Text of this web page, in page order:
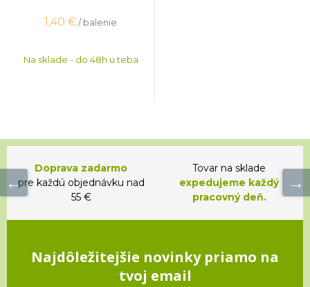
1,40 €/ balenie
Na sklade - do 48h u teba
Doprava zadarmo
pre každú objednávku nad
55 €
Tovar na sklade
expedujeme každý
pracovný deň.
Najdôležitejšie novinky priamo na
tvoj email